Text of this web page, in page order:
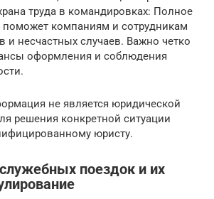
труда в командировках: Полное
поможет компаниям и сотрудникам
и несчастных случаев. Важно четко
оформления и соблюдения
не является юридической
решения конкретной ситуации
юристу.
поездок и их